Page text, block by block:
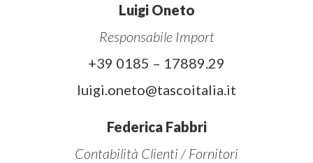
Luigi Oneto
Responsabile Import
+39 0185 – 17889.29
luigi.oneto@tascoitalia.it
Federica Fabbri
Contabilità Clienti / Fornitori